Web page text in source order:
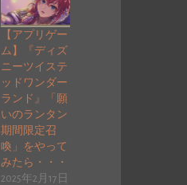
【アプリゲー
ム】『ディズ
ニーツイステ
ッドワンダー
ランド』「願
いのランタン
期間限定召
喚」をやって
みたら・・・
2025年2月17日